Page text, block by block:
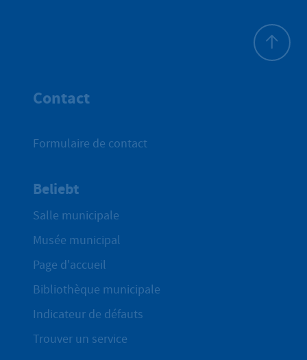
Contact
Formulaire de contact
Beliebt
Salle municipale
Musée municipal
Page d'accueil
Bibliothèque municipale
Indicateur de défauts
Trouver un service